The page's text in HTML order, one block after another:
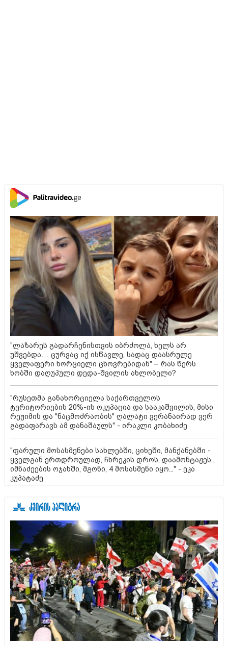
"ლაზარეს გადარჩენისთვის იბრძოლა, ხელს არ
უშვებდა… ცურვაც იქ ისწავლე, სადაც დაასრულე
ყველაფერი ხორციელი ცხოვრებიდან" – რას წერს
ხობში დაღუპული დედა-შვილის ახლობელი?
"რუსეთმა განახორციელა საქართველოს
ტერიტორიების 20%-ის ოკუპაცია და სააკაშვილის, მისი
რეჟიმის და "ნაცმოძრაობის" ღალატი ვერანაირად ვერ
გადაფარავს ამ დანაშაულს" - ირაკლი კობახიძე
"ფარული მოსასმენები სახლებში, ციხეში, მანქანებში -
ყველგან ერთდროულად, ჩხრეკის დროს, დაამონტაჟეს...
იმნაძეების ოჯახში, მგონი, 4 მოსასმენი იყო..." - ეკა
კუპატაძე